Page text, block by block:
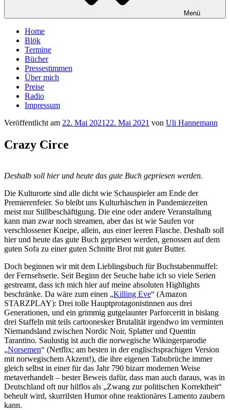
Menü
Home
Blök
Termine
Bücher
Pressestimmen
Über mich
Preise
Radio
Impressum
Veröffentlicht am 22. Mai 2021 22. Mai 2021 von Uli Hannemann
Crazy Circe
Deshalb soll hier und heute das gute Buch gepriesen werden.
Die Kulturorte sind alle dicht wie Schauspieler am Ende der
Premierenfeier. So bleibt uns Kulturhäschen in Pandemiezeiten
meist nur Stillbeschäftigung. Die eine oder andere Veranstaltung
kann man zwar noch streamen, aber das ist wie Saufen vor
verschlossener Kneipe, allein, aus einer leeren Flasche. Deshalb soll
hier und heute das gute Buch gepriesen werden, genossen auf dem
guten Sofa zu einer guten Schnitte Brot mit guter Butter.
Doch beginnen wir mit dem Lieblingsbuch für Buchstabenmuffel:
der Fernsehserie. Seit Beginn der Seuche habe ich so viele Serien
gestreamt, dass ich mich hier auf meine absoluten Highlights
beschränke. Da wäre zum einen „Killing Eve“ (Amazon
STARZPLAY): Drei tolle Hauptprotagonistinnen aus drei
Generationen, und ein grimmig gutgelaunter Parforceritt in bislang
drei Staffeln mit teils cartoonesker Brutalität irgendwo im verminten
Niemandsland zwischen Nordic Noir, Splatter und Quentin
Tarantino. Saulustig ist auch die norwegische Wikingerparodie
„Norsemen“ (Netflix; am besten in der englischsprachigen Version
mit norwegischem Akzent!), die ihre eigenen Tabubrüche immer
gleich selbst in einer für das Jahr 790 bizarr modernen Weise
metaverhandelt – bester Beweis dafür, dass man auch daraus, was in
Deutschland oft nur hilflos als „Zwang zur politischen Korrektheit“
beheult wird, skurrilsten Humor ohne reaktionäres Lamento zaubern
kann.